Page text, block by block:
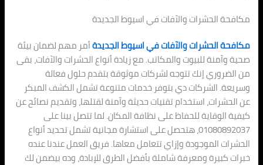
مكافحة الحشرات والآفات في اسيوط الجديدة
مكافحة الحشرات والآفات في اسيوط الجديدةأمر مهم لضمان بيئة
صحية وآمنة للبيوت والمكاتب. مع زيادة أنواع الحشرات والآفات، بقى
من الضروري إنك تتوجه لشركات موثوقة بتقدم حلول فعالة
وسريعة. الشركات دي بتوفر خدمات متنوعة تشمل الكشف المبكر
عن الحشرات، استخدام تقنيات حديثة وآمنة لقتلها، وتقديم نصائح عن
كيفية الوقاية للحفاظ على نظافة المكان. لما تتصل بينا على
01080892037، هتحصل على استشارة مجانية تشمل تحديد أنواع
الحشرات الموجودة وإزاي تتعامل معاها. فريق العمل عندنا عنده
خبرات كبيرة ومعرفة شاملة بأفضل الطرق للإبادة، وده بيضمن لك